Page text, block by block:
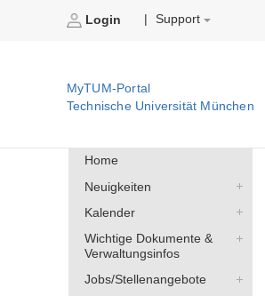
Login Support
MyTUM-Portal
Technische Universität München
Home
Neuigkeiten
Kalender
Wichtige Dokumente &
Verwaltungsinfos
Jobs/Stellenangebote